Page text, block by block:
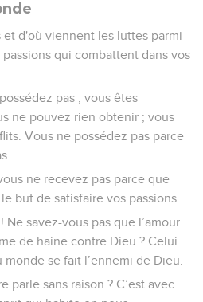
d'où viennent les luttes parmi
qui combattent dans vos
pas ; vous êtes
ne pouvez rien obtenir ; vous
Vous ne possédez pas parce
ne recevez pas parce que
but de satisfaire vos passions.
savez-vous pas que l’amour
de haine contre Dieu ? Celui
se fait l’ennemi de Dieu.
parle sans raison ? C’est avec